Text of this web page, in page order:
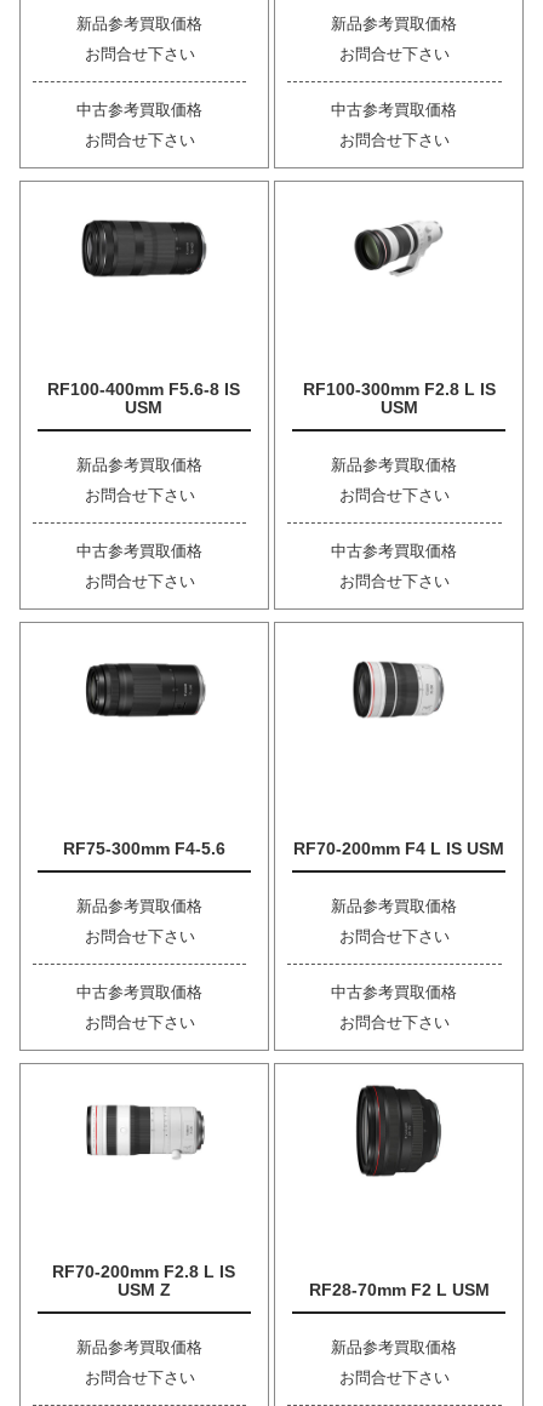
新品参考買取価格
お問合せ下さい
中古参考買取価格
お問合せ下さい
新品参考買取価格
お問合せ下さい
中古参考買取価格
お問合せ下さい
RF100-400mm F5.6-8 IS
USM
新品参考買取価格
お問合せ下さい
中古参考買取価格
お問合せ下さい
RF100-300mm F2.8 L IS
USM
新品参考買取価格
お問合せ下さい
中古参考買取価格
お問合せ下さい
RF75-300mm F4-5.6
新品参考買取価格
お問合せ下さい
中古参考買取価格
お問合せ下さい
RF70-200mm F4 L IS USM
新品参考買取価格
お問合せ下さい
中古参考買取価格
お問合せ下さい
RF70-200mm F2.8 L IS
USM Z
新品参考買取価格
お問合せ下さい
RF28-70mm F2 L USM
新品参考買取価格
お問合せ下さい